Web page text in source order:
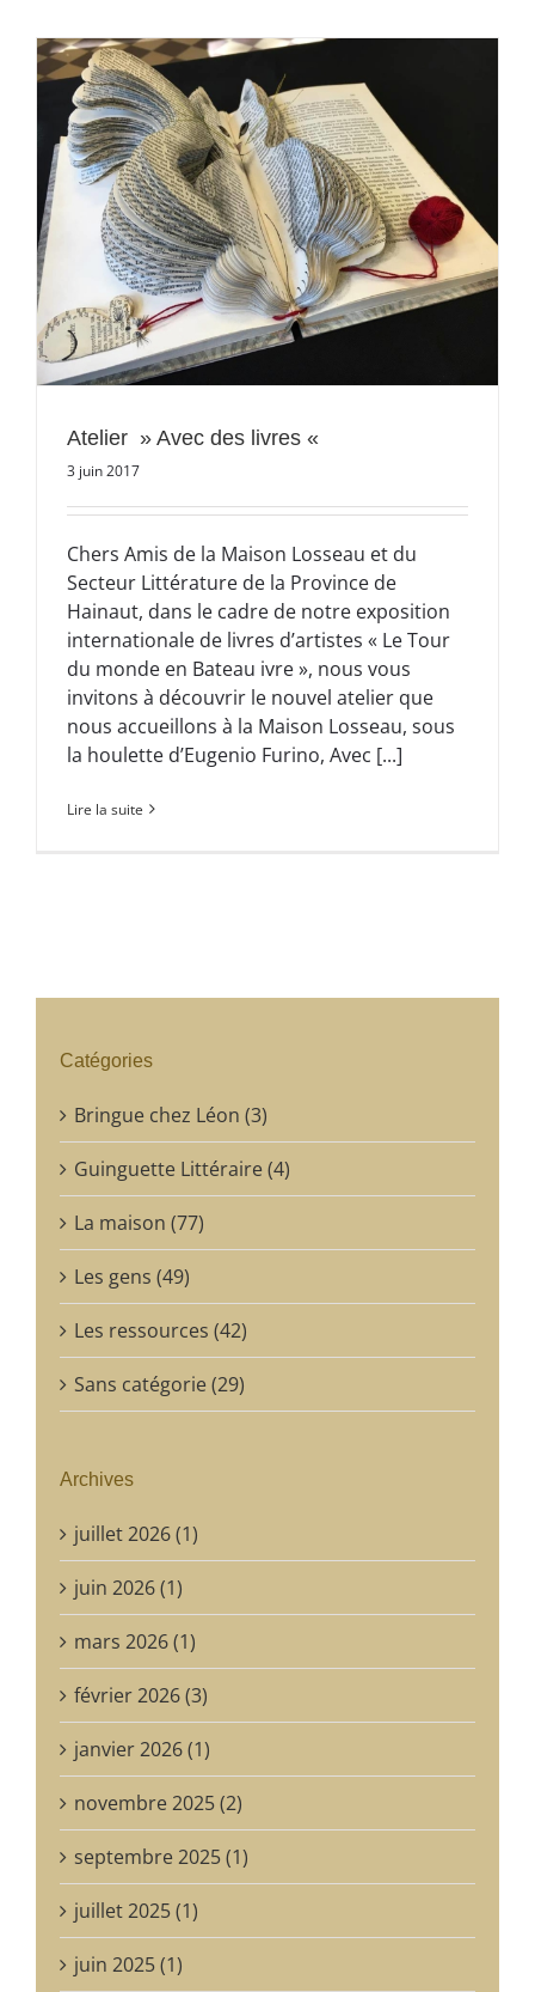
Atelier » Avec des livres «
3 juin 2017
Chers Amis de la Maison Losseau et du
Secteur Littérature de la Province de
Hainaut, dans le cadre de notre exposition
internationale de livres d’artistes « Le Tour
du monde en Bateau ivre », nous vous
invitons à découvrir le nouvel atelier que
nous accueillons à la Maison Losseau, sous
la houlette d’Eugenio Furino, Avec [...]
Lire la suite
Catégories
Bringue chez Léon (3)
Guinguette Littéraire (4)
La maison (77)
Les gens (49)
Les ressources (42)
Sans catégorie (29)
Archives
juillet 2026 (1)
juin 2026 (1)
mars 2026 (1)
février 2026 (3)
janvier 2026 (1)
novembre 2025 (2)
septembre 2025 (1)
juillet 2025 (1)
juin 2025 (1)